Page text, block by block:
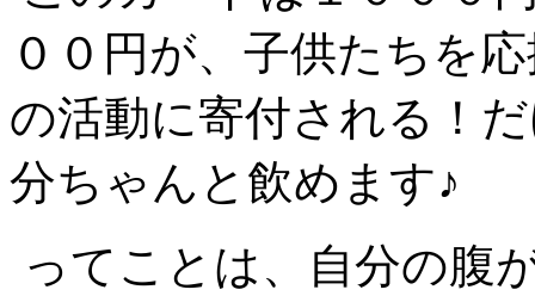
００円が、子供たちを
の活動に寄付される！
分ちゃんと飲めます♪
ってことは、自分の腹